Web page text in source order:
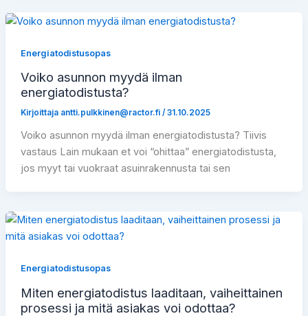
Energiatodistusopas
Voiko asunnon myydä ilman
energiatodistusta?
Kirjoittaja antti.pulkkinen@ractor.fi / 31.10.2025
Voiko asunnon myydä ilman energiatodistusta? Tiivis
vastaus Lain mukaan et voi “ohittaa” energiatodistusta,
jos myyt tai vuokraat asuinrakennusta tai sen
Energiatodistusopas
Miten energiatodistus laaditaan, vaiheittainen
prosessi ja mitä asiakas voi odottaa?